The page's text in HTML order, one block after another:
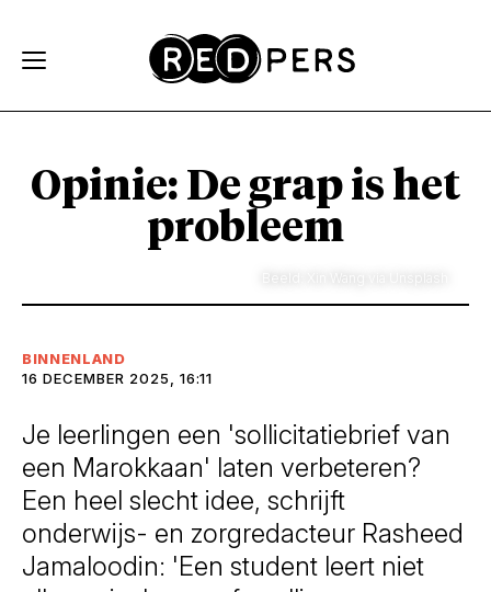
Opinie: De grap is het
probleem
Beeld: Xin Wang via Unsplash
BINNENLAND
16 DECEMBER 2025, 16:11
Je leerlingen een 'sollicitatiebrief van
een Marokkaan' laten verbeteren?
Een heel slecht idee, schrijft
onderwijs- en zorgredacteur Rasheed
Jamaloodin: 'Een student leert niet